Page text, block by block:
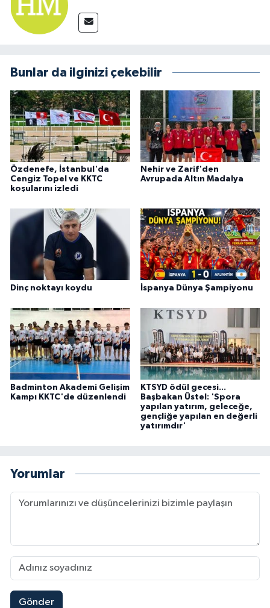
Bunlar da ilginizi çekebilir
Özdenefe, İstanbul'da
Cengiz Topel ve KKTC
koşularını izledi
Nehir ve Zarif'den
Avrupada Altın Madalya
Dinç noktayı koydu İspanya Dünya Şampiyonu
Badminton Akademi Gelişim
Kampı KKTC'de düzenlendi
KTSYD ödül gecesi...
Başbakan Üstel: 'Spora
yapılan yatırım, geleceğe,
gençliğe yapılan en değerli
yatırımdır'
Yorumlar
Gönder